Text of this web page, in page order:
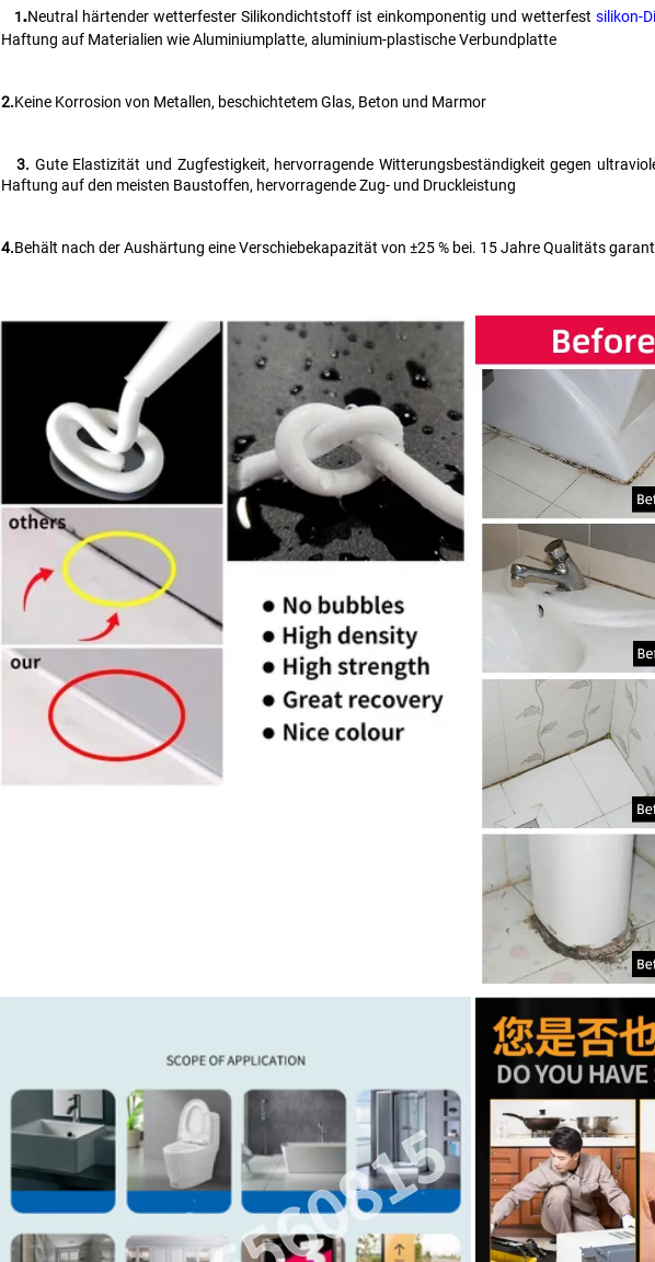
   1
.Neutral härtender wetterfester Silikondichtstoff ist einkomponentig und wetterfest silikon-
Haftung auf Materialien wie Aluminiumplatte, aluminium-plastische Verbundplatte
2.Keine Korrosion von Metallen, beschichtetem Glas, Beton und Marmor
   3.
Gute Elastizität und Zugfestigkeit, hervorragende Witterungsbeständigkeit gegen
Haftung auf den meisten Baustoffen, hervorragende Zug- und Druckleistung
4.Behält nach der Aushärtung eine Verschiebekapazität von ±25 % bei. 15 Jahre Qualitäts